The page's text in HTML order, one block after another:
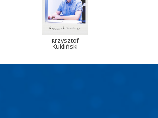
Krzysztof
Kukliński